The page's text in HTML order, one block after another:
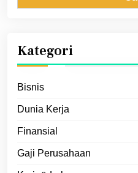
Kategori
Bisnis
Dunia Kerja
Finansial
Gaji Perusahaan